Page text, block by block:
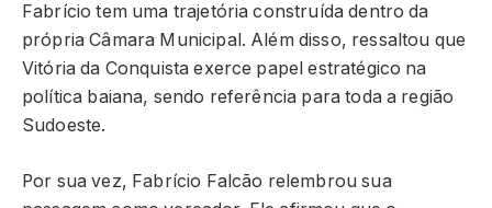
Fabrício tem uma trajetória construída dentro da
própria Câmara Municipal. Além disso, ressaltou que
Vitória da Conquista exerce papel estratégico na
política baiana, sendo referência para toda a região
Sudoeste.
Por sua vez, Fabrício Falcão relembrou sua